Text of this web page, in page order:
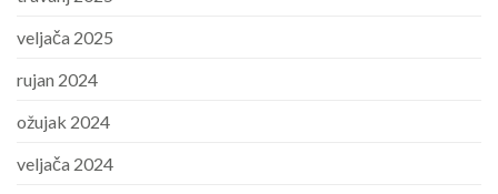
veljača 2025
rujan 2024
ožujak 2024
veljača 2024